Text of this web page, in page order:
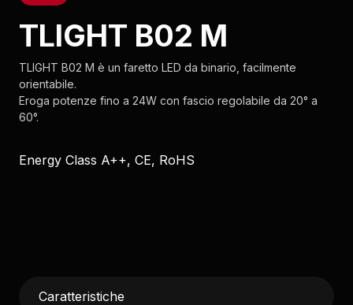
TLIGHT B02 M
TLIGHT B02 M è un faretto LED da binario, facilmente
orientabile.
Eroga potenze fino a 24W con fascio regolabile da 20° a
60°.
Energy Class A++, CE, RoHS
Caratteristiche